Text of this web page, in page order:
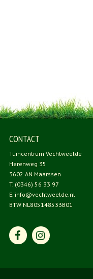
CONTACT
Tuincentrum Vechtweelde
Herenweg 35
3602 AN Maarssen
T. (0346) 56 33 97
E. info@vechtweelde.nl
BTW NL805148533B01